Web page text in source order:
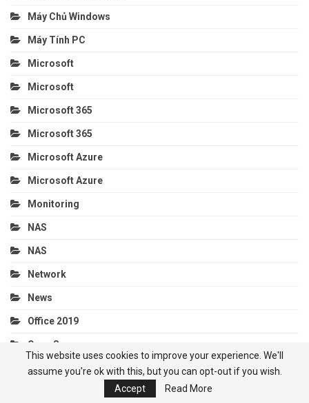
Máy Chủ Windows
Máy Tính PC
Microsoft
Microsoft
Microsoft 365
Microsoft 365
Microsoft Azure
Microsoft Azure
Monitoring
NAS
NAS
Network
News
Office 2019
Open Source
PC
This website uses cookies to improve your experience. We'll
assume you're ok with this, but you can opt-out if you wish.
Accept
Read More